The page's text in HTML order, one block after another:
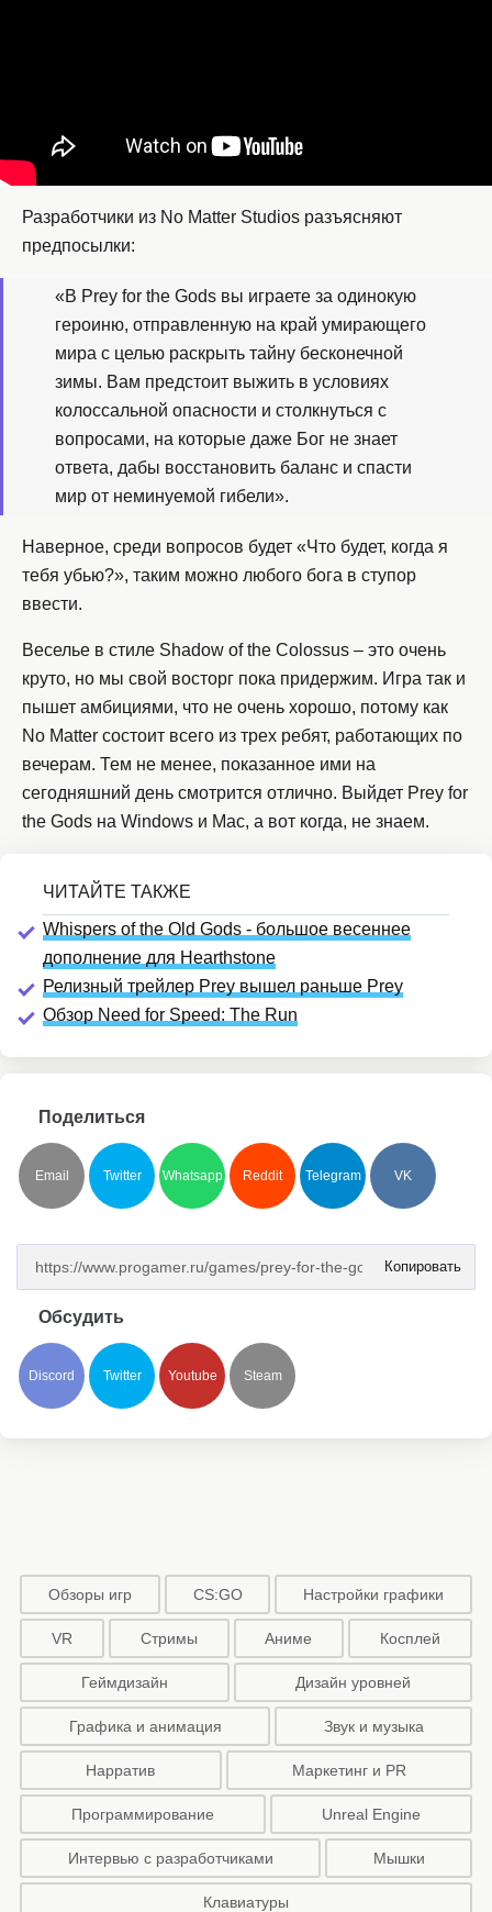
Разработчики из No Matter Studios разъясняют
предпосылки:
«В Prey for the Gods вы играете за одинокую
героиню, отправленную на край умирающего
мира с целью раскрыть тайну бесконечной
зимы. Вам предстоит выжить в условиях
колоссальной опасности и столкнуться с
вопросами, на которые даже Бог не знает
ответа, дабы восстановить баланс и спасти
мир от неминуемой гибели».
Наверное, среди вопросов будет «Что будет, когда я
тебя убью?», таким можно любого бога в ступор
ввести.
Веселье в стиле Shadow of the Colossus – это очень
круто, но мы свой восторг пока придержим. Игра так и
пышет амбициями, что не очень хорошо, потому как
No Matter состоит всего из трех ребят, работающих по
вечерам. Тем не менее, показанное ими на
сегодняшний день смотрится отлично. Выйдет Prey for
the Gods на Windows и Mac, а вот когда, не знаем.
Whispers of the Old Gods - большое весеннее
дополнение для Hearthstone
Релизный трейлер Prey вышел раньше Prey
Обзор Need for Speed: The Run
Поделиться
Email Twitter Whatsapp Reddit Telegram VK
Копировать
Обсудить
Discord Twitter Youtube Steam
Обзоры игр CS:GO Настройки графики
VR Стримы Аниме Косплей
Геймдизайн Дизайн уровней
Графика и анимация Звук и музыка
Нарратив Маркетинг и PR
Программирование Unreal Engine
Интервью с разработчиками Мышки
Клавиатуры